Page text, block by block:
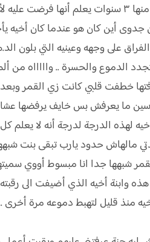
عليها ..
أين كان هو عندما كان أخيه
على وجهه وعينيه التي بلون
الدموع والحسرة .. واااااه من
خطفت قلبي كانت زي القمر
ما يعرفش بس خايف يرفضها
لهذه الدرجة لدرجة أنه لا يعلم
مالهاش حدود يارب تبقى بنت
شبهها جدا انا مبسوط أووي
وابنة أخيه الذي أضيفت الى
منذ قليل لتهبط دموعه مرة أخرى